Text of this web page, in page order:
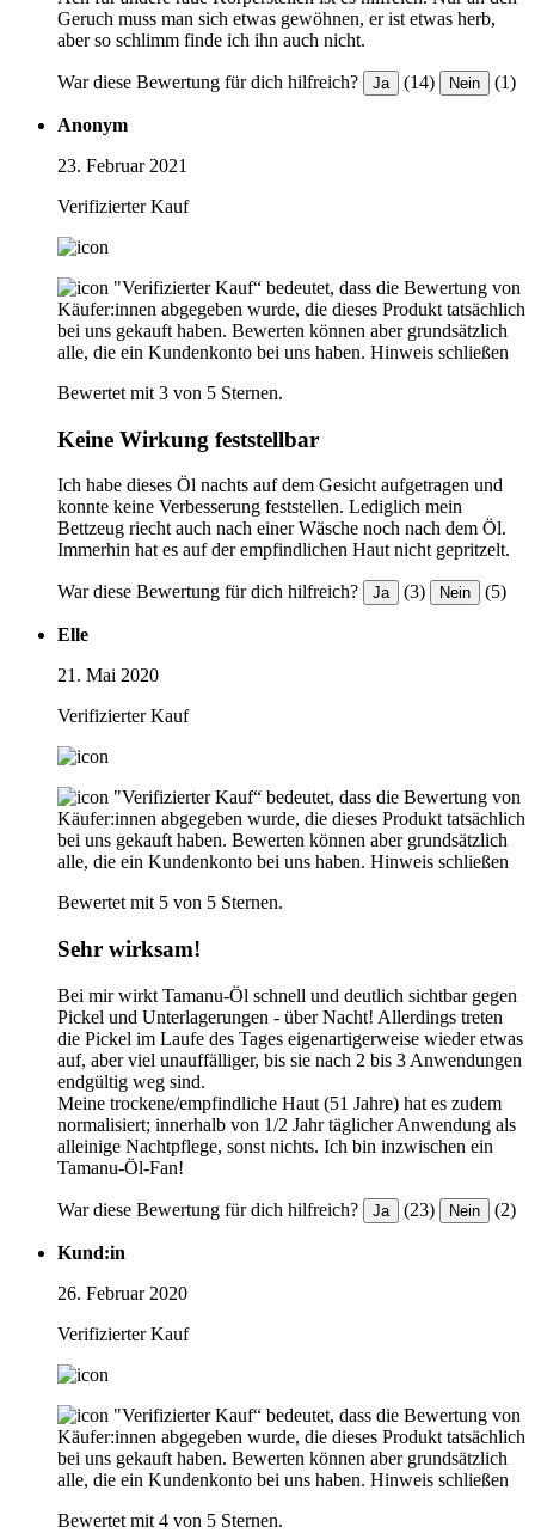
Geruch muss man sich etwas gewöhnen, er ist etwas herb,
aber so schlimm finde ich ihn auch nicht.
War diese Bewertung für dich hilfreich? Ja (14) Nein (1)
Anonym
23. Februar 2021
Verifizierter Kauf
"Verifizierter Kauf“ bedeutet, dass die Bewertung von
Käufer:innen abgegeben wurde, die dieses Produkt tatsächlich
bei uns gekauft haben. Bewerten können aber grundsätzlich
alle, die ein Kundenkonto bei uns haben. Hinweis schließen
Bewertet mit 3 von 5 Sternen.
Keine Wirkung feststellbar
Ich habe dieses Öl nachts auf dem Gesicht aufgetragen und
konnte keine Verbesserung feststellen. Lediglich mein
Bettzeug riecht auch nach einer Wäsche noch nach dem Öl.
Immerhin hat es auf der empfindlichen Haut nicht gepritzelt.
War diese Bewertung für dich hilfreich? Ja (3) Nein (5)
Elle
21. Mai 2020
Verifizierter Kauf
"Verifizierter Kauf“ bedeutet, dass die Bewertung von
Käufer:innen abgegeben wurde, die dieses Produkt tatsächlich
bei uns gekauft haben. Bewerten können aber grundsätzlich
alle, die ein Kundenkonto bei uns haben. Hinweis schließen
Bewertet mit 5 von 5 Sternen.
Sehr wirksam!
Bei mir wirkt Tamanu-Öl schnell und deutlich sichtbar gegen
Pickel und Unterlagerungen - über Nacht! Allerdings treten
die Pickel im Laufe des Tages eigenartigerweise wieder etwas
auf, aber viel unauffälliger, bis sie nach 2 bis 3 Anwendungen
endgültig weg sind.
Meine trockene/empfindliche Haut (51 Jahre) hat es zudem
normalisiert; innerhalb von 1/2 Jahr täglicher Anwendung als
alleinige Nachtpflege, sonst nichts. Ich bin inzwischen ein
Tamanu-Öl-Fan!
War diese Bewertung für dich hilfreich? Ja (23) Nein (2)
Kund:in
26. Februar 2020
Verifizierter Kauf
"Verifizierter Kauf“ bedeutet, dass die Bewertung von
Käufer:innen abgegeben wurde, die dieses Produkt tatsächlich
bei uns gekauft haben. Bewerten können aber grundsätzlich
alle, die ein Kundenkonto bei uns haben. Hinweis schließen
Bewertet mit 4 von 5 Sternen.